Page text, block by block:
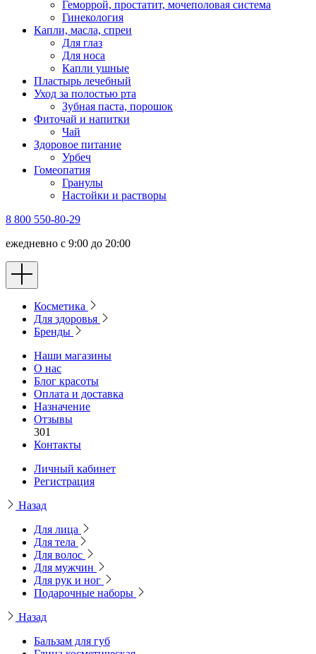
Геморрой, простатит, мочеполовая система
Гинекология
Капли, масла, спреи
Для глаз
Для носа
Капли ушные
Пластырь лечебный
Уход за полостью рта
Зубная паста, порошок
Фиточай и напитки
Чай
Здоровое питание
Урбеч
Гомеопатия
Гранулы
Настойки и растворы
8 800 550-80-29
ежедневно с 9:00 до 20:00
Косметика
Для здоровья
Бренды
Наши магазины
О нас
Блог красоты
Оплата и доставка
Назначение
Отзывы
301
Контакты
Личный кабинет
Регистрация
Назад
Для лица
Для тела
Для волос
Для мужчин
Для рук и ног
Подарочные наборы
Назад
Бальзам для губ